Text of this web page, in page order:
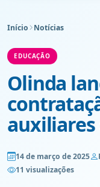
Início Notícias
EDUCAÇÃO
Olinda
auxiliares
14 de março de 2025
11 visualizações